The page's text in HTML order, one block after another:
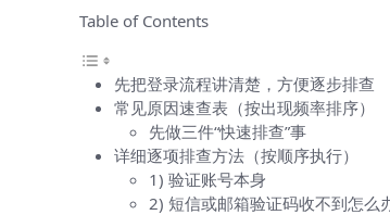
Table of Contents
先把登录流程讲清楚，方便逐步排查
常见原因速查表（按出现频率排序）
先做三件“快速排查”事
详细逐项排查方法（按顺序执行）
1) 验证账号本身
2) 短信或邮箱验证码收不到怎么